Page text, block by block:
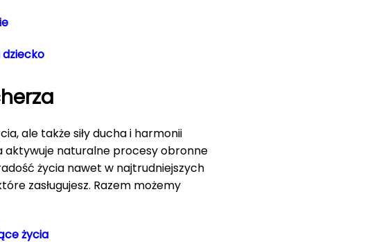
dziecko
ale także siły ducha i harmonii
aktywuje naturalne procesy obronne
życia nawet w najtrudniejszych
zasługujesz. Razem możemy
życia